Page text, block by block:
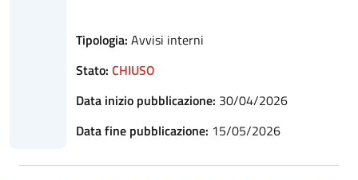
Tipologia: Avvisi interni
Stato: CHIUSO
Data inizio pubblicazione: 30/04/2026
Data fine pubblicazione: 15/05/2026